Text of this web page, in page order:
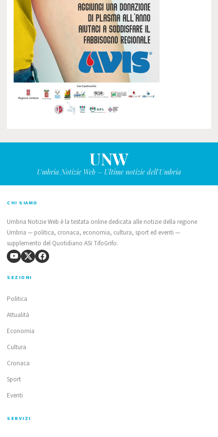
UNW
Umbria Notizie Web – Ultime notizie dell'Umbria
CHI SIAMO
Umbria Notizie Web è la testata online dedicata alle notizie della regione
Umbria — politica, cronaca, economia, cultura, sport ed eventi —
supplemento del Quotidiano ASI TifoGrifo.
SEZIONI
Politica
Attualità
Economia
Cultura
Cronaca
Sport
Eventi
SERVIZI